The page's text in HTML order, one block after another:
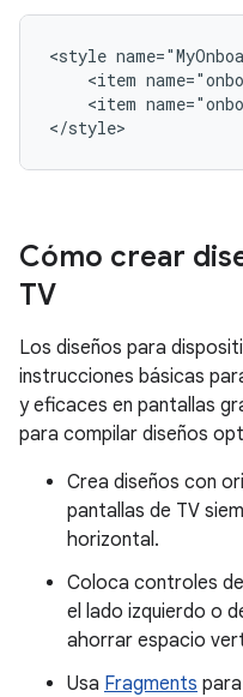
<style
<item
<item
</style>
Cómo crear
TV
Los diseños para
instrucciones básicas
y eficaces en pantallas
para compilar diseños
Crea diseños con
pantallas de TV
horizontal.
Coloca controles
el lado izquierdo o
ahorrar espacio
Usa Fragments